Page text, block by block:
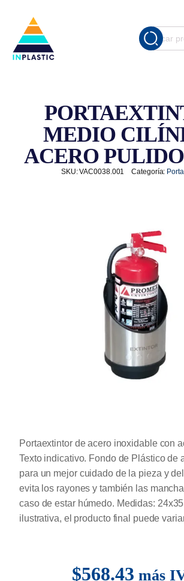
Buscar
por:
MEDIO
ACERO
SKU:VAC0038.001 Categoría:
Portaextintor de acero inoxidable con
Texto indicativo. Fondo de Plástico de
para un mejor cuidado de la pieza y
evita los rayones y también las
caso de estar húmedo. Medidas:
ilustrativa, el producto final puede
$568.43 más